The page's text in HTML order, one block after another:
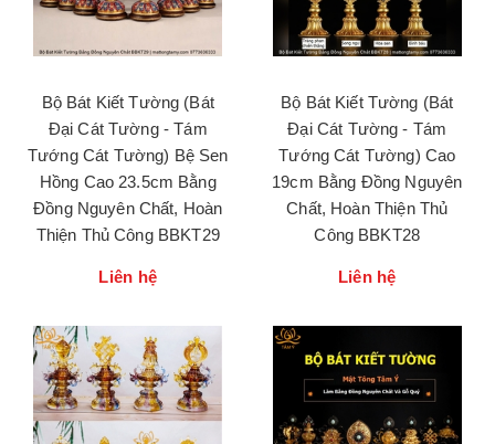
Bộ Bát Kiết Tường (Bát
Đại Cát Tường - Tám
Tướng Cát Tường) Bệ Sen
Hồng Cao 23.5cm Bằng
Đồng Nguyên Chất, Hoàn
Thiện Thủ Công BBKT29
Liên hệ
Bộ Bát Kiết Tường (Bát
Đại Cát Tường - Tám
Tướng Cát Tường) Cao
19cm Bằng Đồng Nguyên
Chất, Hoàn Thiện Thủ
Công BBKT28
Liên hệ